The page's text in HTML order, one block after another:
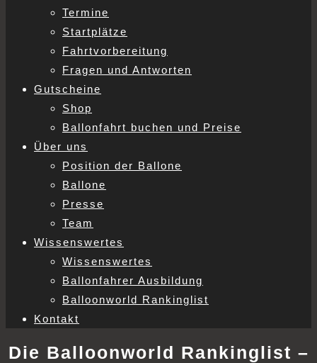
Termine
Startplätze
Fahrtvorbereitung
Fragen und Antworten
Gutscheine
Shop
Ballonfahrt buchen und Preise
Über uns
Position der Ballone
Ballone
Presse
Team
Wissenswertes
Wissenswertes
Ballonfahrer Ausbildung
Balloonworld Rankinglist
Kontakt
Die Balloonworld Rankinglist –